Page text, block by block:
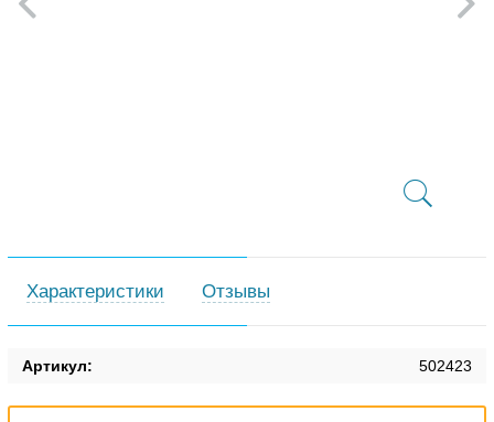
Характеристики Отзывы
Артикул: 502423